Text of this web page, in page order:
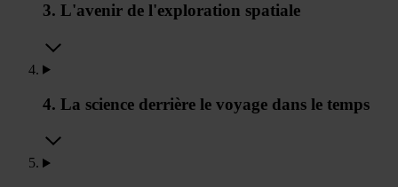
3. L'avenir de l'exploration spatiale
4. La science derrière le voyage dans le temps